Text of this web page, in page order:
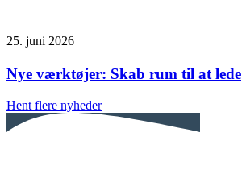
25. juni 2026
Nye værktøjer: Skab rum til at lede
Hent flere nyheder